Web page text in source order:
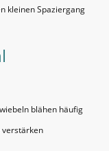
kleinen Spaziergang
blähen häufig
verstärken